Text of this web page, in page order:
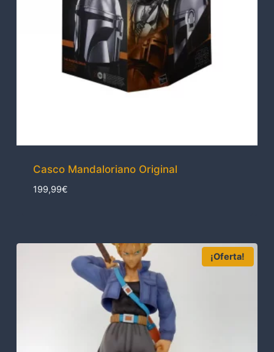
Casco Mandaloriano Original
199,99€
¡Oferta!